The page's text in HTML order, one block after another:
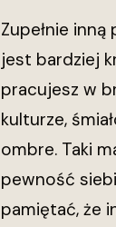
Zupełnie
jest bardziej
pracujesz w
kulturze,
ombre. Taki
pewność
pamiętać, że